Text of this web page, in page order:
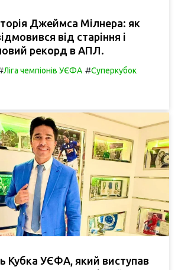
Джеймса Мілнера: як
від старіння і
рекорд в АПЛ.
Ліга чемпіонів УЄФА #Суперкубок
Кубка УЄФА, який виступав